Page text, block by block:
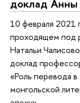
доклад
10 февраля 2021
проходящем под
Натальи
доклад
«Роль перевода
монгольской